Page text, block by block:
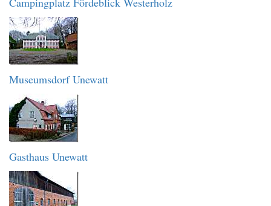
Museumsdorf Unewatt
Gasthaus Unewatt